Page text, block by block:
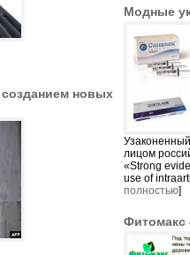
созданием новых
Модные
лицом
«Strong
use of
полностью]
Фитомакс